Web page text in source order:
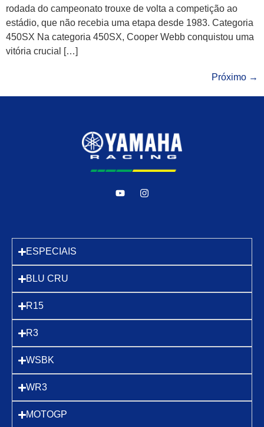
rodada do campeonato trouxe de volta a competição ao
estádio, que não recebia uma etapa desde 1983. Categoria
450SX Na categoria 450SX, Cooper Webb conquistou uma
vitória crucial […]
Próximo →
ESPECIAIS
BLU CRU
R15
R3
WSBK
WR3
MOTOGP